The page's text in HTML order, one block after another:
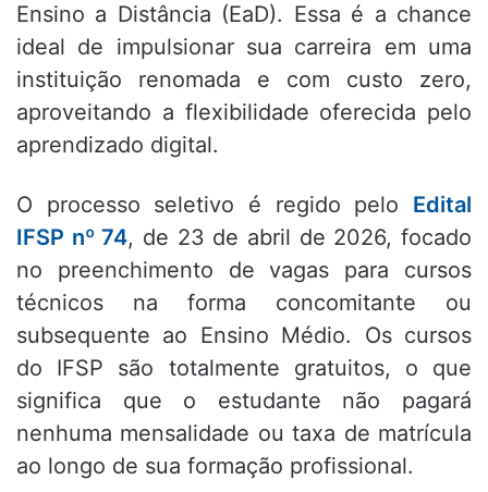
Ensino a Distância (EaD). Essa é a chance
ideal de impulsionar sua carreira em uma
instituição renomada e com custo zero,
aproveitando a flexibilidade oferecida pelo
aprendizado digital.
O processo seletivo é regido pelo Edital
IFSP nº 74, de 23 de abril de 2026, focado
no preenchimento de vagas para cursos
técnicos na forma concomitante ou
subsequente ao Ensino Médio. Os cursos
do IFSP são totalmente gratuitos, o que
significa que o estudante não pagará
nenhuma mensalidade ou taxa de matrícula
ao longo de sua formação profissional.